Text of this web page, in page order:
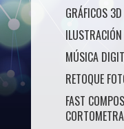
GRÁFICOS 3D
MÚSICA
RETOQUE
FAST